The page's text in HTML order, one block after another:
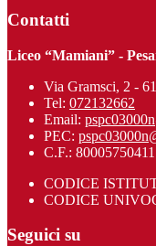
Contatti
Liceo “Mamiani” -
Via Gramsci, 2 -
Tel: 072132662
Email:
PEC:
C.F.: 80005750411
CODICE
CODICE
Seguici su